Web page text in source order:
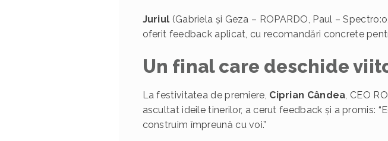
Juriul (Gabriela și Geza – ROPARDO, Paul –
oferit feedback aplicat, cu recomandări concrete
Un final care deschide
La festivitatea de premiere, Ciprian Cândea , CEO
ascultat ideile tinerilor, a cerut feedback și a promis:
construim împreună cu voi.”